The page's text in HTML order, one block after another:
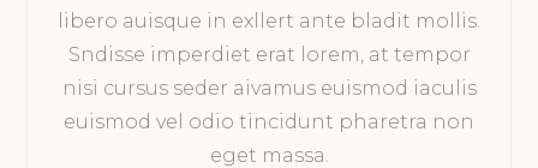
libero auisque in exllert ante bladit mollis.
Sndisse imperdiet erat lorem, at tempor
nisi cursus seder aivamus euismod iaculis
euismod vel odio tincidunt pharetra non
eget massa.